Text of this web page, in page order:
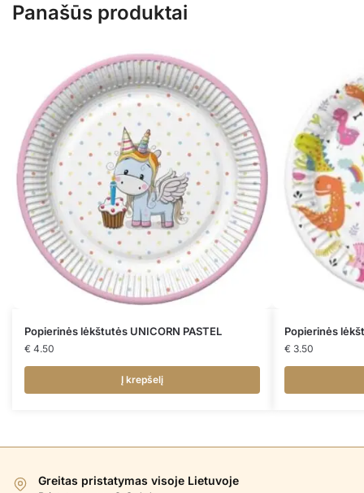
Panašūs produktai
Popierinės lėkštutės UNICORN PASTEL
€ 4.50
Į krepšelį
Popierinės
€ 3.50
Greitas pristatymas visoje Lietuvoje